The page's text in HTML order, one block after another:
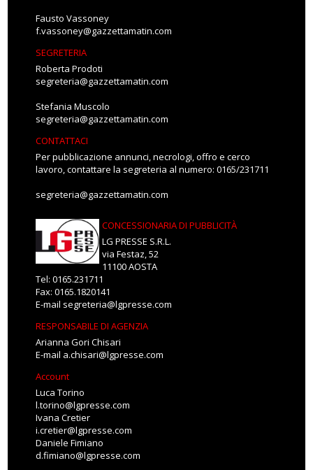
Fausto Vassoney
f.vassoney@gazzettamatin.com
SEGRETERIA
Roberta Prodoti
segreteria@gazzettamatin.com
Stefania Muscolo
segreteria@gazzettamatin.com
CONTATTACI
Per pubblicazione annunci, necrologi, offro e cerco
lavoro, contattare la segreteria al numero: 0165/231711
segreteria@gazzettamatin.com
CONCESSIONARIA DI PUBBLICITÀ
LG PRESSE S.R.L.
via Festaz, 52
11100 AOSTA
Tel: 0165.231711
Fax: 0165.1820141
E-mail segreteria@lgpresse.com
RESPONSABILE DI AGENZIA
Arianna Gori Chisari
E-mail a.chisari@lgpresse.com
Account
Luca Torino
l.torino@lgpresse.com
Ivana Cretier
i.cretier@lgpresse.com
Daniele Fimiano
d.fimiano@lgpresse.com